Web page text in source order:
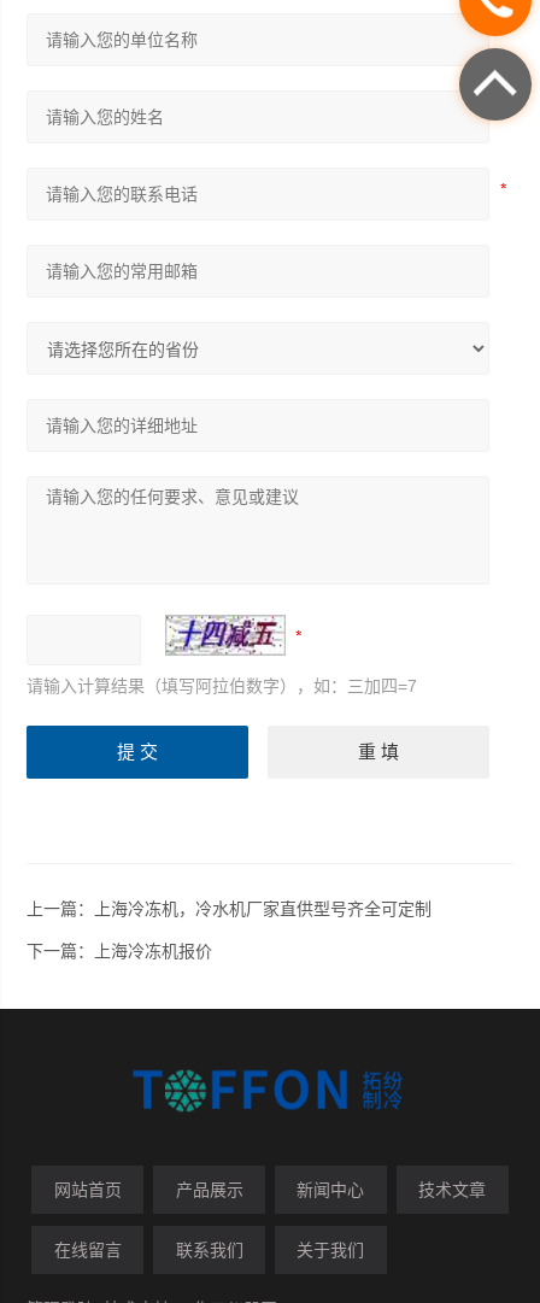
请输入计算结果（填写阿拉伯数字），如：三加四=7
上一篇： 上海冷冻机，冷水机厂家直供型号齐全可定制
下一篇： 上海冷冻机报价
网站首页 产品展示 新闻中心 技术文章
在线留言 联系我们 关于我们